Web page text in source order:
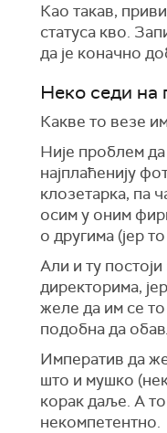
Као такав,
статуса кво.
да је коначно
Неко седи на
Какве то везе
Није проблем
најплаћенију
клозетарка, па
осим у оним
о другима (јер
Али и ту
директорима,
желе да им се
подобна да
Императив да
што и мушко
корак даље. А то
некомпетентно.